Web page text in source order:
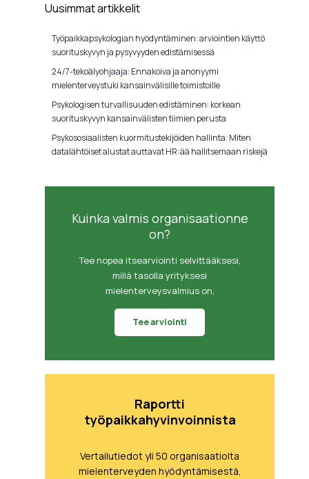
Uusimmat artikkelit
Työpaikkapsykologian hyödyntäminen: arviointien käyttö
suorituskyvyn ja pysyvyyden edistämisessä
24/7-tekoälyohjaaja: Ennakoiva ja anonyymi
mielenterveystuki kansainvälisille toimistoille
Psykologisen turvallisuuden edistäminen: korkean
suorituskyvyn kansainvälisten tiimien perusta
Psykososiaalisten kuormitustekijöiden hallinta: Miten
datalähtöiset alustat auttavat HR:ää hallitsemaan riskejä
Kuinka valmis organisaationne
on?
Tee nopea itsearviointi selvittääksesi,
millä tasolla yrityksesi
mielenterveysvalmius on,
Tee arviointi
Raportti
työpaikkahyvinvoinnista
Vertailutiedot yli 50 organisaatiolta
mielenterveyden hyödyntämisestä,